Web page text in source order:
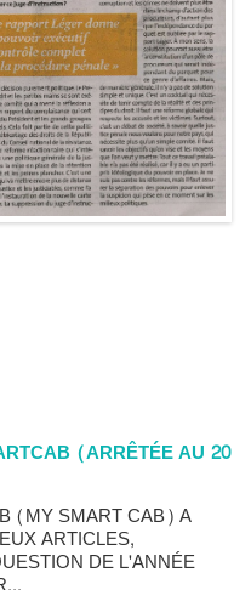
(ARRÊTÉE AU 20
(MY SMART CAB) A
ARTICLES,
DE L'ANNÉE